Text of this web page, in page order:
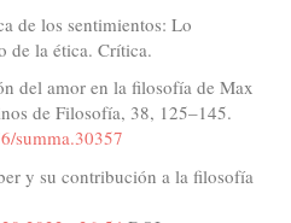
de los sentimientos: Lo
de la ética. Crítica.
del amor en la filosofía de Max
de Filosofía, 38, 125–145.
summa.30357
y su contribución a la filosofía